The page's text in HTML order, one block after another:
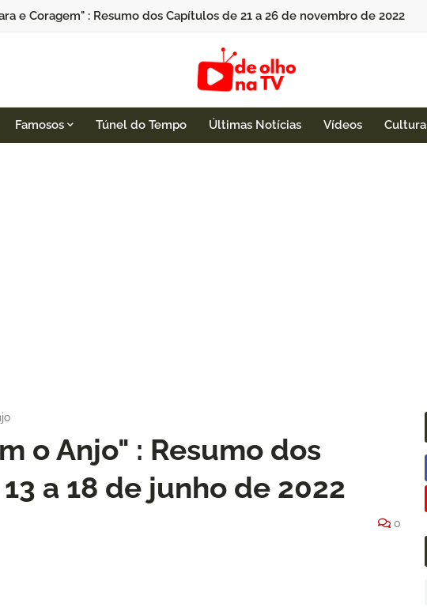
e Coragem" : Resumo dos Capítulos de 21 a 26 de novembro de 2022
Famosos Túnel do Tempo Últimas Notícias Vídeos Cultura
o Anjo" : Resumo dos
a 18 de junho de 2022
0